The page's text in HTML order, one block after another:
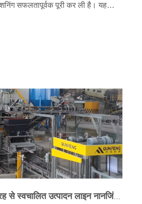
सफलतापूर्वक पूरी कर ली है। यह
के निर्माण के लिए कच्चे माल के रूप में
है।
क्यूनफेंग की पूरी तरह से स्वचालित उत्पादन लाइन नानजिंग में चालू की गई, जो जियांग्सू में हरित निर्माण अपशिष्ट पुनर्चक्रण में अग्रणी है